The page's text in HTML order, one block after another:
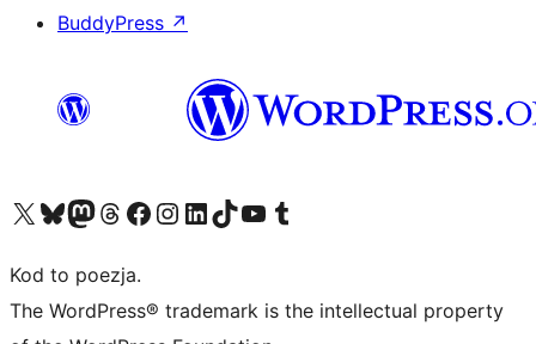
BuddyPress ↗
Odwiedź nasze konto X (dawniej Twitter)
Odwiedź nasze konto Bluesky
Odwiedź nasze konto na Mastodoncie
Odwiedź naszego Threadsa
Odwiedź naszego Facebooka
Odwiedź nasze konto na Instagramie
Odwiedź nasze konto na LinkedIn
Odwiedź naszego TikToka
Odwiedź nasz kanał YouTube
Odwiedź naszego Tumblra
Kod to poezja.
The WordPress® trademark is the intellectual property